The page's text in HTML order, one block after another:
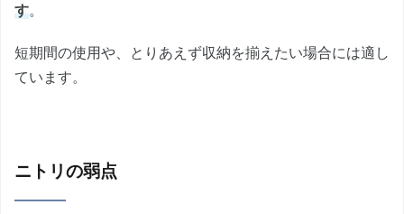
す。
短期間の使用や、とりあえず収納を揃えたい場合には適し
ています。
ニトリの弱点